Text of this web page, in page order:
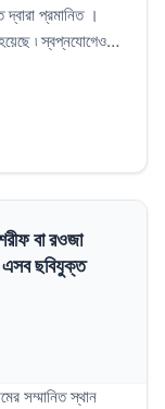
প্রমানিত ।
৷ স্বপ্নযোগেও
বা রওজা
এসব ছবিযুক্ত
সম্মানিত স্থান